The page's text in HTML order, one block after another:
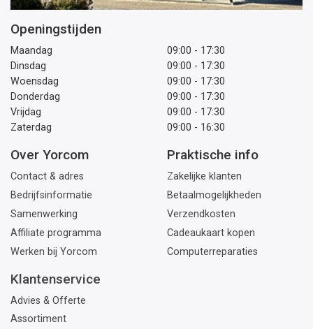
Openingstijden
Maandag
09:00 - 17:30
Dinsdag
09:00 - 17:30
Woensdag
09:00 - 17:30
Donderdag
09:00 - 17:30
Vrijdag
09:00 - 17:30
Zaterdag
09:00 - 16:30
Over Yorcom
Contact & adres
Bedrijfsinformatie
Samenwerking
Affiliate programma
Werken bij Yorcom
Praktische info
Zakelijke klanten
Betaalmogelijkheden
Verzendkosten
Cadeaukaart kopen
Computerreparaties
Klantenservice
Advies & Offerte
Assortiment